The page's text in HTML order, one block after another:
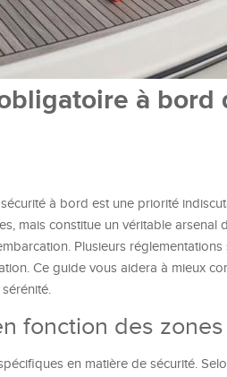
à bord
à bord est une priorité
mais constitue un véritable arsenal
Plusieurs
Ce guide vous aidera à mieux
fonction des
en matière de sécurité.